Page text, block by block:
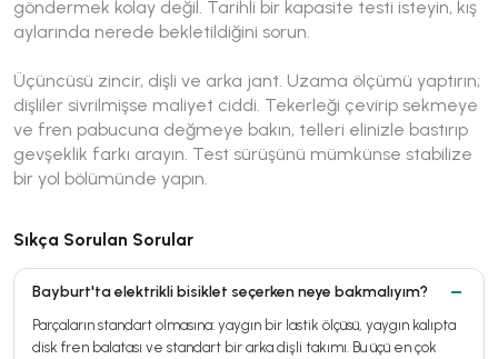
göndermek kolay değil. Tarihli bir kapasite testi isteyin, kış
aylarında nerede bekletildiğini sorun.
Üçüncüsü zincir, dişli ve arka jant. Uzama ölçümü yaptırın;
dişliler sivrilmişse maliyet ciddi. Tekerleği çevirip sekmeye
ve fren pabucuna değmeye bakın, telleri elinizle bastırıp
gevşeklik farkı arayın. Test sürüşünü mümkünse stabilize
bir yol bölümünde yapın.
Sıkça Sorulan Sorular
Bayburt'ta elektrikli bisiklet seçerken neye bakmalıyım?
Parçaların standart olmasına: yaygın bir lastik ölçüsü, yaygın kalıpta
disk fren balatası ve standart bir arka dişli takımı. Bu üçü en çok